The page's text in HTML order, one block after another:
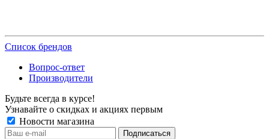
Список брендов
Вопрос-ответ
Производители
Будьте всегда в курсе!
Узнавайте о скидках и акциях первым
Новости магазина